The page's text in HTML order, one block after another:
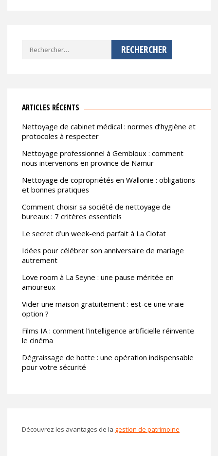
Rechercher :
ARTICLES RÉCENTS
Nettoyage de cabinet médical : normes d’hygiène et
protocoles à respecter
Nettoyage professionnel à Gembloux : comment
nous intervenons en province de Namur
Nettoyage de copropriétés en Wallonie : obligations
et bonnes pratiques
Comment choisir sa société de nettoyage de
bureaux : 7 critères essentiels
Le secret d’un week-end parfait à La Ciotat
Idées pour célébrer son anniversaire de mariage
autrement
Love room à La Seyne : une pause méritée en
amoureux
Vider une maison gratuitement : est-ce une vraie
option ?
Films IA : comment l’intelligence artificielle réinvente
le cinéma
Dégraissage de hotte : une opération indispensable
pour votre sécurité
Découvrez les avantages de la gestion de patrimoine